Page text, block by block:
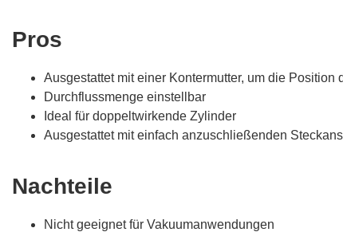
Pros
Ausgestattet mit einer Kontermutter, um die Position
Durchflussmenge einstellbar
Ideal für doppeltwirkende Zylinder
Ausgestattet mit einfach anzuschließenden
Nachteile
Nicht geeignet für Vakuumanwendungen